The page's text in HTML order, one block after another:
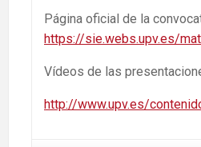
Página oficial de la
https://sie.webs.upv.es/
Vídeos de las
http://www.upv.es/